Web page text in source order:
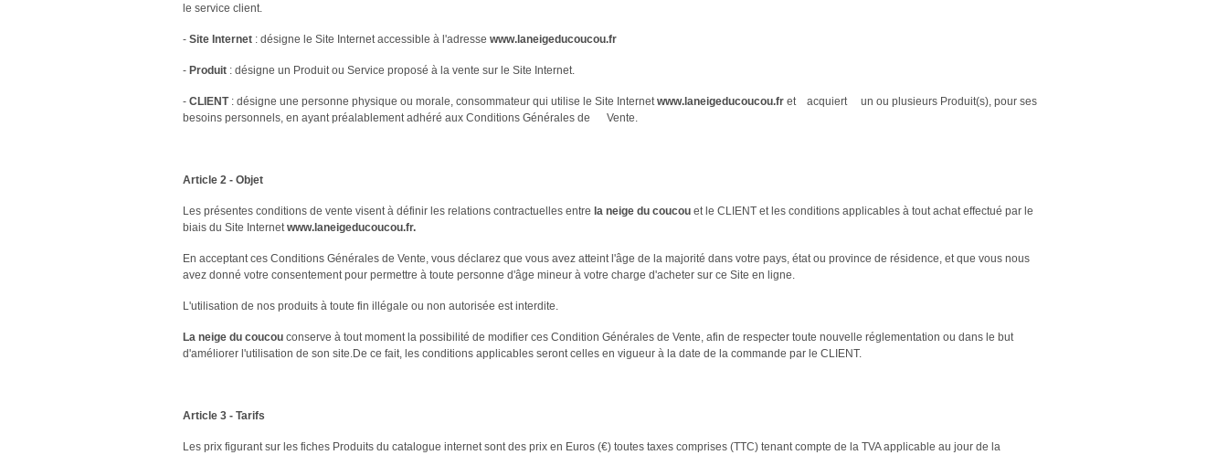
le service client.
- Site Internet : désigne le Site Internet accessible à l'adresse www.laneigeducoucou.fr
- Produit : désigne un Produit ou Service proposé à la vente sur le Site Internet.
- CLIENT: désigne une personne physique ou morale, consommateur qui utilise le Site Internetwww.laneigeducoucou.fr et acquiert un ou plusieurs Produit(s), pour ses
besoins personnels, en ayant préalablement adhéré aux Conditions Générales de Vente.
Article 2 - Objet
Les présentes conditions de vente visent à définir les relations contractuelles entre la neige du coucou et le CLIENT et les conditions applicables à tout achat effectué par le
biais du Site Internetwww.laneigeducoucou.fr.
En acceptant ces Conditions Générales de Vente, vous déclarez que vous avez atteint l'âge de la majorité dans votre pays, état ou province de résidence, et que vous nous
avez donné votre consentement pour permettre à toute personne d'âge mineur à votre charge d'acheter sur ce Site en ligne.
L'utilisation de nos produits à toute fin illégale ou non autorisée est interdite.
La neige du coucou conserve à tout moment la possibilité de modifier ces Condition Générales de Vente, afin de respecter toute nouvelle réglementation ou dans le but
d'améliorer l'utilisation de son site.De ce fait, les conditions applicables seront celles en vigueur à la date de la commande par le CLIENT.
Article 3 - Tarifs
Les prix figurant sur les fiches Produits du catalogue internet sont des prix en Euros (€) toutes taxes comprises (TTC) tenant compte de la TVA applicable au jour de la